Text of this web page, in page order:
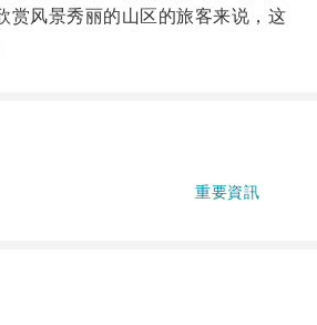
赏风景秀丽的山区的旅客来说，这
重要資訊